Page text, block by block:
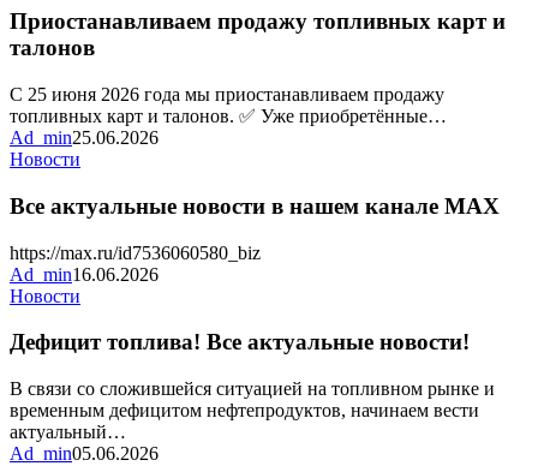
топливных
и
Приостанавливаем продажу топливных карт и
талонов
С 25 июня 2026 года мы приостанавливаем продажу
топливных карт и талонов. ✅ Уже приобретённые…
Ad_min25.06.2026
Новости
новости
в
нашем
канале
MAX
Все актуальные новости в нашем канале MAX
https://max.ru/id7536060580_biz
Ad_min16.06.2026
Новости
Все
новости!
Дефицит топлива! Все актуальные новости!
В связи со сложившейся ситуацией на топливном рынке и
временным дефицитом нефтепродуктов, начинаем вести
актуальный…
Ad_min05.06.2026